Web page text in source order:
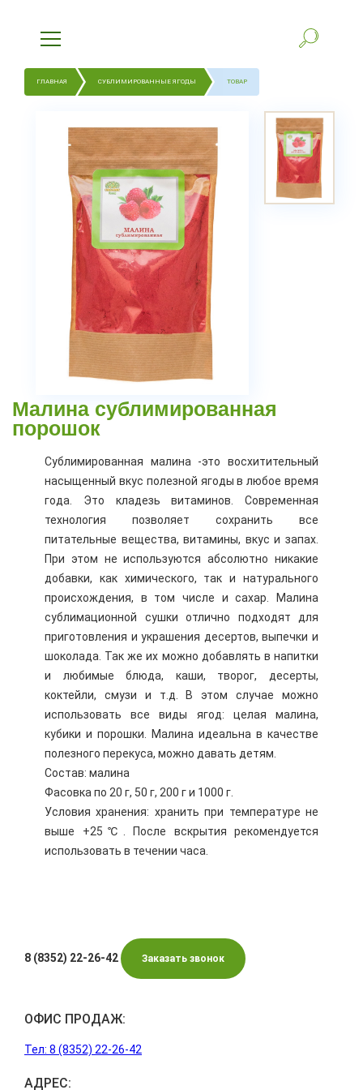
ГЛАВНАЯ СУБЛИМИРОВАННЫЕ ЯГОДЫ ТОВАР
Малина сублимированная
порошок
Сублимированная малина -это восхитительный
насыщенный вкус полезной ягоды в любое время
года. Это кладезь витаминов. Современная
технология позволяет сохранить все
питательные вещества, витамины, вкус и запах.
При этом не используются абсолютно никакие
добавки, как химического, так и натурального
происхождения, в том числе и сахар. Малина
сублимационной сушки отлично подходят для
приготовления и украшения десертов, выпечки и
шоколада. Так же их можно добавлять в напитки
и любимые блюда, каши, творог, десерты,
коктейли, смузи и т.д. В этом случае можно
использовать все виды ягод: целая малина,
кубики и порошки. Малина идеальна в качестве
полезного перекуса, можно давать детям.
Состав: малина
Фасовка по 20 г, 50 г, 200 г и 1000 г.
Условия хранения: хранить при температуре не
выше +25℃. После вскрытия рекомендуется
использовать в течении часа.
8 (8352) 22-26-42 Заказать звонок
ОФИС ПРОДАЖ:
Тел: 8 (8352) 22-26-42
АДРЕС: